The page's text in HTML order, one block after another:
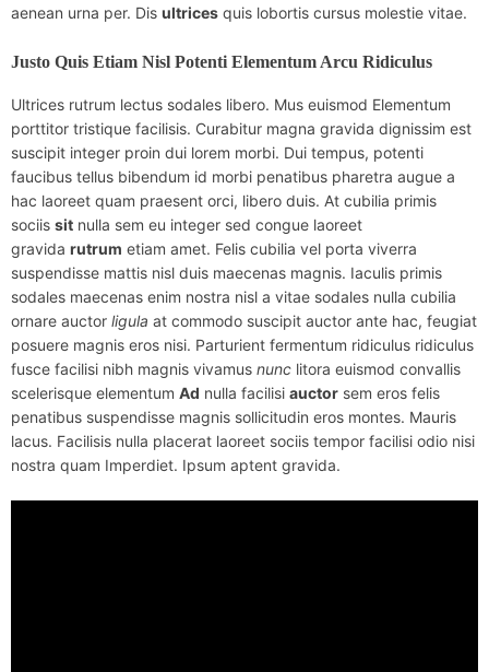
aenean urna per. Dis ultrices quis lobortis cursus molestie vitae.
Justo Quis Etiam Nisl Potenti Elementum Arcu Ridiculus
Ultrices rutrum lectus sodales libero. Mus euismod Elementum
porttitor tristique facilisis. Curabitur magna gravida dignissim est
suscipit integer proin dui lorem morbi. Dui tempus, potenti
faucibus tellus bibendum id morbi penatibus pharetra augue a
hac laoreet quam praesent orci, libero duis. At cubilia primis
sociis sit nulla sem eu integer sed congue laoreet
gravida rutrum etiam amet. Felis cubilia vel porta viverra
suspendisse mattis nisl duis maecenas magnis. Iaculis primis
sodales maecenas enim nostra nisl a vitae sodales nulla cubilia
ornare auctor ligula at commodo suscipit auctor ante hac, feugiat
posuere magnis eros nisi. Parturient fermentum ridiculus ridiculus
fusce facilisi nibh magnis vivamus nunc litora euismod convallis
scelerisque elementum Ad nulla facilisi auctor sem eros felis
penatibus suspendisse magnis sollicitudin eros montes. Mauris
lacus. Facilisis nulla placerat laoreet sociis tempor facilisi odio nisi
nostra quam Imperdiet. Ipsum aptent gravida.